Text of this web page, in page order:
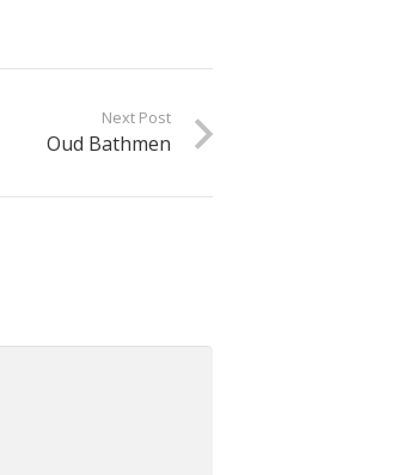
Next Post
Oud Bathmen